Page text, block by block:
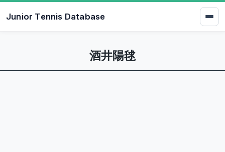
Junior Tennis Database
酒井陽毬